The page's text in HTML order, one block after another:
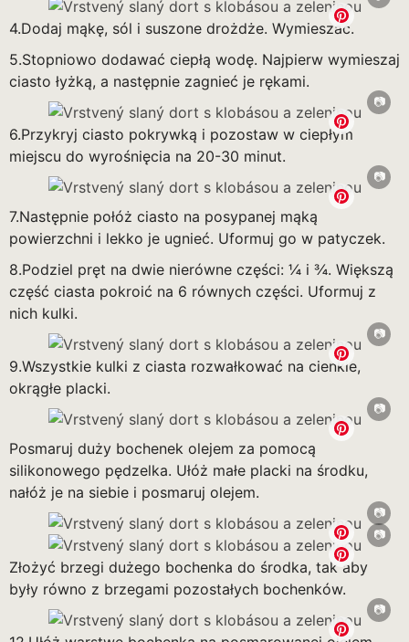
4.Dodaj mąkę, sól i suszone drożdże. Wymieszać.
5.Stopniowo dodawać ciepłą wodę. Najpierw wymieszaj
ciasto łyżką, a następnie zagnieć je rękami.
6.Przykryj ciasto pokrywką i pozostaw w ciepłym
miejscu do wyrośnięcia na 20-30 minut.
7.Następnie połóż ciasto na posypanej mąką
powierzchni i lekko je ugnieć. Uformuj go w patyczek.
8.Podziel pręt na dwie nierówne części: ¼ i ¾. Większą
część ciasta pokroić na 6 równych części. Uformuj z
nich kulki.
9.Wszystkie kulki z ciasta rozwałkować na cienkie,
okrągłe placki.
Posmaruj duży bochenek olejem za pomocą
silikonowego pędzelka. Ułóż małe placki na środku,
nałóż je na siebie i posmaruj olejem.
Złożyć brzegi dużego bochenka do środka, tak aby
były równo z brzegami pozostałych bochenków.